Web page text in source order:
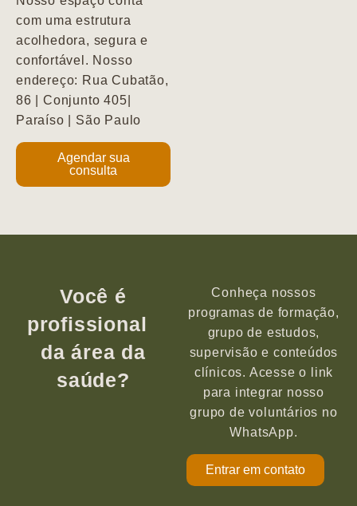
com uma estrutura
acolhedora, segura e
confortável. Nosso
endereço: Rua Cubatão,
86 | Conjunto 405|
Paraíso | São Paulo
Agendar sua
consulta
Você é
profissional
da área da
saúde?
Conheça nossos
programas de formação,
grupo de estudos,
supervisão e conteúdos
clínicos. Acesse o link
para integrar nosso
grupo de voluntários no
WhatsApp.
Entrar em contato